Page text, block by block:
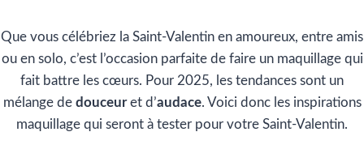
Que vous célébriez la Saint-Valentin en amoureux, entre amis
ou en solo, c’est l’occasion parfaite de faire un maquillage qui
fait battre les cœurs. Pour 2025, les tendances sont un
mélange de douceuret d’audace. Voici donc les inspirations
maquillage qui seront à tester pour votre Saint-Valentin.